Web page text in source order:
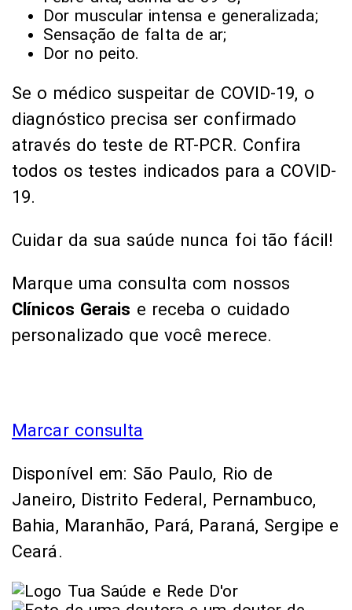
Dor muscular intensa e generalizada;
Sensação de falta de ar;
Dor no peito.
Se o médico suspeitar de COVID-19, o
diagnóstico precisa ser confirmado
através do teste de RT-PCR. Confira
todos os testes indicados para a COVID-
19.
Cuidar da sua saúde nunca foi tão fácil!
Marque uma consulta com nossos
Clínicos Gerais e receba o cuidado
personalizado que você merece.
Marcar consulta
Disponível em: São Paulo, Rio de
Janeiro, Distrito Federal, Pernambuco,
Bahia, Maranhão, Pará, Paraná, Sergipe e
Ceará.